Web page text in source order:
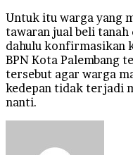
Untuk itu warga yang
tawaran jual beli
dahulu konfirmasikan
BPN Kota Palembang
tersebut agar warga
kedepan tidak terjadi
nanti.